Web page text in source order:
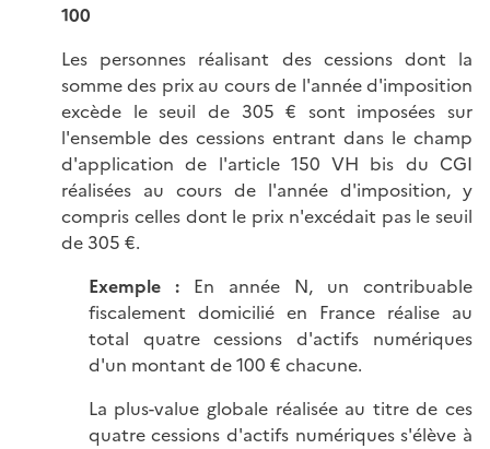
100
Les personnes réalisant des cessions dont la
somme des prix au cours de l'année d'imposition
excède le seuil de 305 € sont imposées sur
l'ensemble des cessions entrant dans le champ
d'application de l'article 150 VH bis du CGI
réalisées au cours de l'année d'imposition, y
compris celles dont le prix n'excédait pas le seuil
de 305 €.
Exemple :En année N, un contribuable
fiscalement domicilié en France réalise au
total quatre cessions d'actifs numériques
d'un montant de 100 € chacune.
La plus-value globale réalisée au titre de ces
quatre cessions d'actifs numériques s'élève à